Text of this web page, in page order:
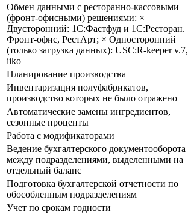
Обмен данными с ресторанно-кассовыми
(фронт-офисными) решениями: ×
Двусторонний: 1С:Фастфуд и 1C:Ресторан.
Фронт-офис, РестАрт; × Односторонний
(только загрузка данных): USC:R-keeper v.7,
iiko
Планирование производства
Инвентаризация полуфабрикатов,
производство которых не было отражено
Автоматические замены ингредиентов,
сезонные проценты
Работа с модификаторами
Ведение бухгалтерского документооборота
между подразделениями, выделенными на
отдельный баланс
Подготовка бухгалтерской отчетности по
обособленным подразделениям
Учет по срокам годности